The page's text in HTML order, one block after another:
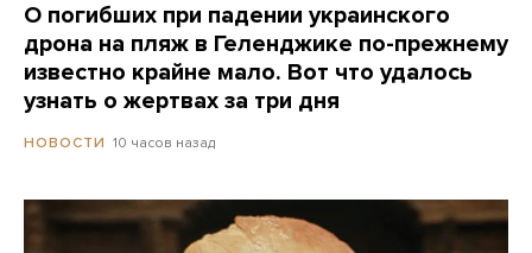
О погибших при падении украинского
дрона на пляж в Геленджике по-прежнему
известно крайне мало. Вот что удалось
узнать о жертвах за три дня
НОВОСТИ 10 часов назад